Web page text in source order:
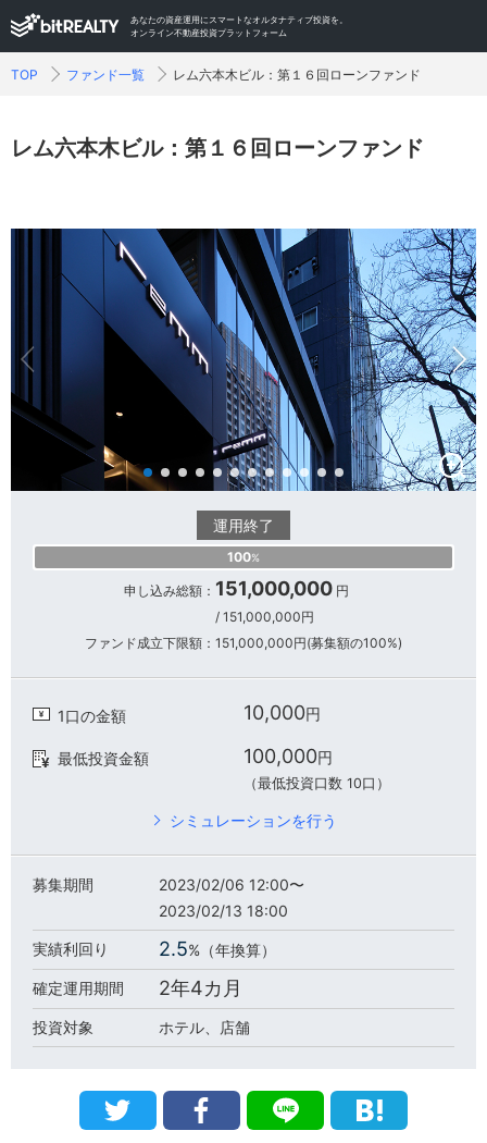
あなたの資産運用にスマートなオルタナティブ投資を。
オンライン不動産投資プラットフォーム
TOP ファンド一覧 レム六本木ビル：第１６回ローンファンド
レム六本木ビル：第１６回ローンファンド
100%
申し込み総額： 151,000,000 円
/ 151,000,000円
ファンド成立下限額： 151,000,000円(募集額の100%)
1口の金額 10,000円
最低投資金額 100,000円
（最低投資口数 10口）
シミュレーションを行う
募集期間 2023/02/06 12:00〜
2023/02/13 18:00
実績利回り 2.5%（年換算）
確定運用期間 2年4カ月
投資対象 ホテル、店舗